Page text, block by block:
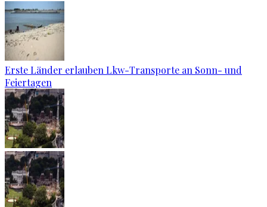
Erste Länder erlauben Lkw-Transporte an Sonn- und
Feiertagen